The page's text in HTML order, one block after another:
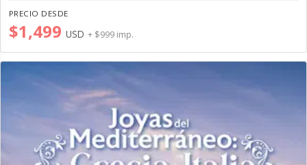
PRECIO DESDE
$1,499 USD + $999 imp.